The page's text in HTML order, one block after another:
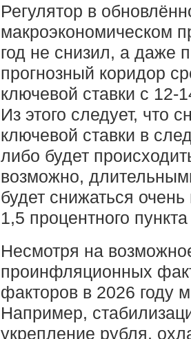
Регулятор в
макроэкономическом
год не снизил, а даже
прогнозный коридор
ключевой ставки с 12-
Из этого следует, что
ключевой ставки в
либо будет
возможно,
будет снижаться
1,5 процентного
Несмотря на
проинфляционных
факторов в 2026 году
Например,
укрепление рубля,